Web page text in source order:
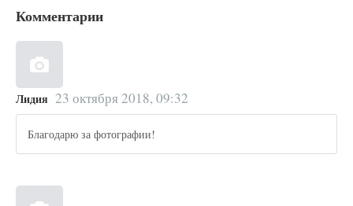
Комментарии
Лидия 23 октября 2018, 09:32
Благодарю за фотографии!